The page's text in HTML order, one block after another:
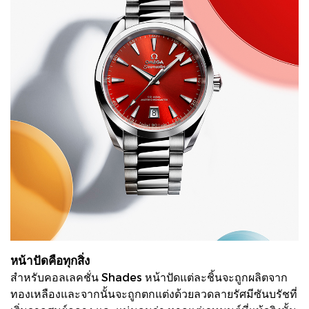
หน้าปัดคือทุกสิ่ง
สำหรับคอลเลคชั่น Shades หน้าปัดแต่ละชิ้นจะถูกผลิตจาก
ทองเหลืองและจากนั้นจะถูกตกแต่งด้วยลวดลายรัศมีซันบรัชที่